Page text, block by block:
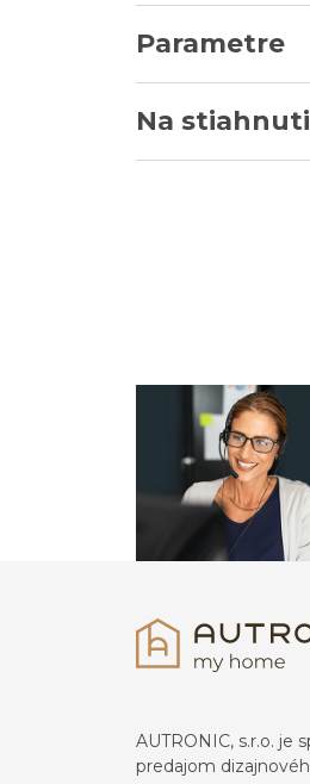
Parametre
Na
AUTRONIC, s.r.o. je
predajom